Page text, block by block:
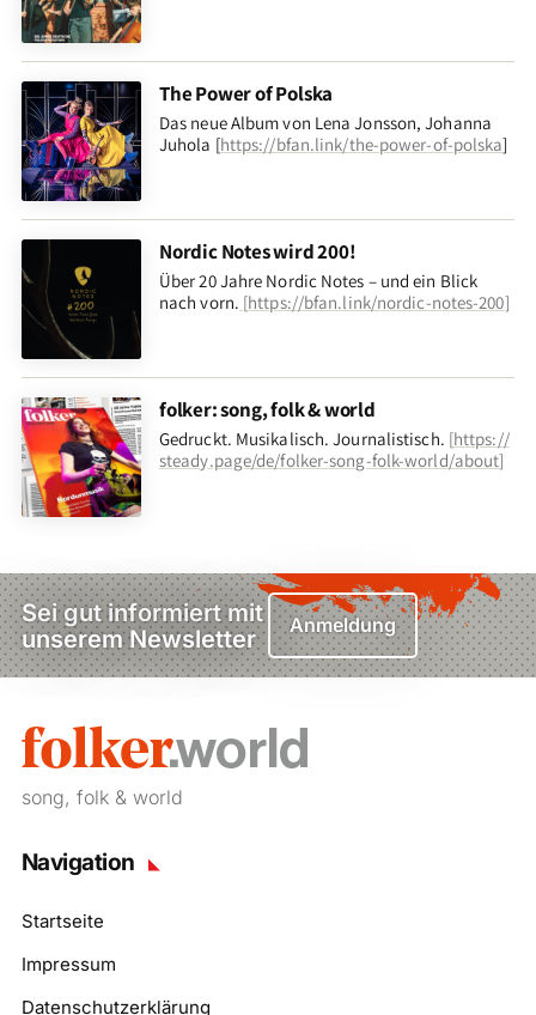
The Power of Polska
Das neue Album von Lena Jonsson, Johanna
Juhola [https://bfan.link/the-power-of-polska]
Nordic Notes wird 200!
Über 20 Jahre Nordic Notes – und ein Blick
nach vorn. [https://bfan.link/nordic-notes-200]
folker: song, folk & world
Gedruckt. Musikalisch. Journalistisch. [https://
steady.page/de/folker-song-folk-world/about]
Sei gut informiert mit
unserem Newsletter
Anmeldung
song, folk & world
Navigation
Startseite
Impressum
Datenschutzerklärung